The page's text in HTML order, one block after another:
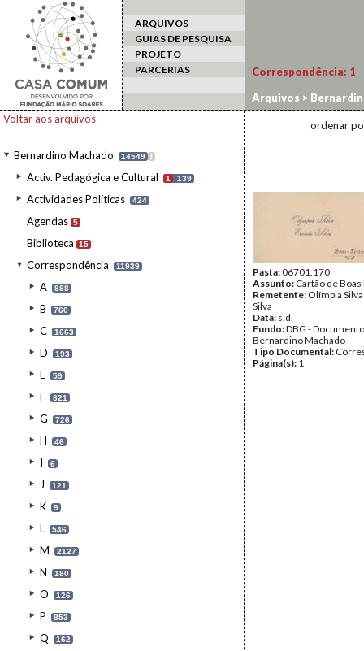
ARQUIVOS
GUIAS DE PESQUISA
PROJETO
PARCERIAS
Voltar aos arquivos
Bernardino Machado 14549 I
Activ. Pedagógica e Cultural 1 139
Actividades Políticas 424
Agendas 5
Biblioteca 15
Correspondência 11939
A 888
B 760
C 1663
D 193
E 59
F 821
G 726
H 46
I 6
J 121
K 9
L 546
M 2127
N 180
O 126
P 853
Q 162
Correspondência: 1
Arquivos >
ordenar
Pasta:06701.170
Assunto: Cartão de
Remetente: Olímpia
Silva
Data: s.d.
Fundo:DBG -
Bernardino Machado
Tipo Documental:
Página(s): 1